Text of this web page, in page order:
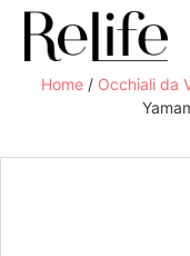
Home/ Occhiali da